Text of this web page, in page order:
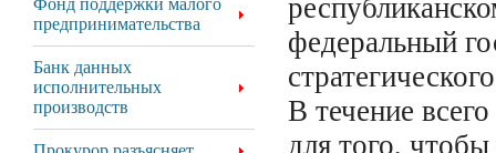
Фонд поддержки малого
предпринимательства
Банк данных
исполнительных
производств
федеральный
В течение
для того, чтобы